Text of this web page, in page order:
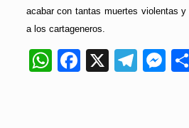
acabar con tantas muertes violentas y
a los cartageneros.
WhatsApp
Facebook
X